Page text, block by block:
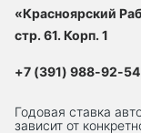
«Красноярский
стр. 61. Корп. 1
+7 (391) 988-92-54
Годовая ставка
зависит от